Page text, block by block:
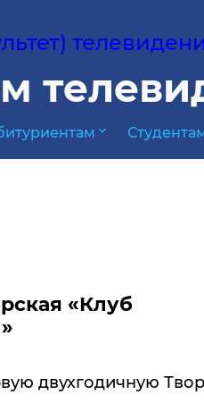
expand_more
«Клуб
двухгодичную